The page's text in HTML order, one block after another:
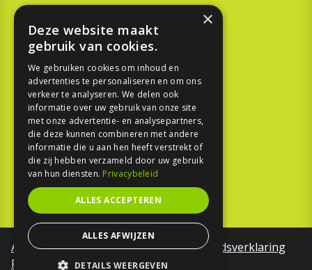
KOOPGIDS
TESTEN
SPORT
REPORTAGE
TOUREN
NIEUWSBRIEF
Algemene voorwaardenToegankelijkheidsverklaring
Privacy Policy
×
Deze website maakt
gebruik van cookies.
We gebruiken cookies om inhoud en
advertenties te personaliseren en om ons
verkeer te analyseren. We delen ook
informatie over uw gebruik van onze site
met onze advertentie- en analysepartners,
die deze kunnen combineren met andere
informatie die u aan hen heeft verstrekt of
die zij hebben verzameld door uw gebruik
van hun diensten. Privacybeleid
ALLES ACCEPTEREN
ALLES AFWIJZEN
DETAILS WEERGEVEN